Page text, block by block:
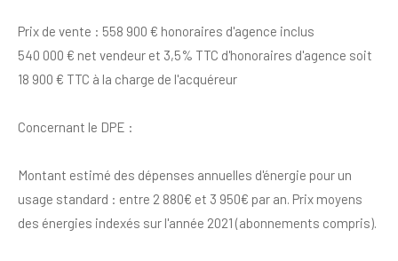
Prix de vente : 558 900 € honoraires d'agence inclus
540 000 € net vendeur et 3,5% TTC d'honoraires d'agence soit
18 900 € TTC à la charge de l'acquéreur
Concernant le DPE :
Montant estimé des dépenses annuelles d'énergie pour un
usage standard : entre 2 880€ et 3 950€ par an. Prix moyens
des énergies indexés sur l'année 2021 (abonnements compris).